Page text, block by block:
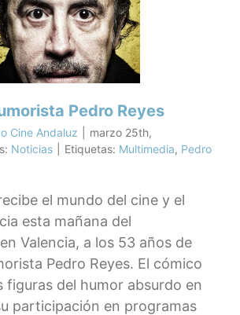
Pedro Reyes
Cine Andaluz
marzo 25th,
Noticias Etiquetas: Multimedia, Pedro
el mundo del cine y el
esta mañana del
Valencia, a los 53 años de
Pedro Reyes. El cómico
figuras del humor absurdo en
participación en programas